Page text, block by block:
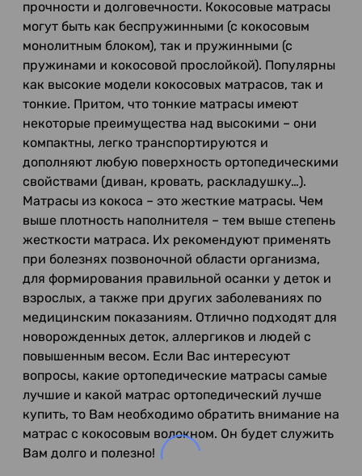
прочности и долговечности. Кокосовые матрасы
могут быть как беспружинными (с кокосовым
монолитным блоком), так и пружинными (с
пружинами и кокосовой прослойкой). Популярны
как высокие модели кокосовых матрасов, так и
тонкие. Притом, что тонкие матрасы имеют
некоторые преимущества над высокими – они
компактны, легко транспортируются и
дополняют любую поверхность ортопедическими
свойствами (диван, кровать, раскладушку…).
Матрасы из кокоса – это жесткие матрасы. Чем
выше плотность наполнителя – тем выше степень
жесткости матраса. Их рекомендуют применять
при болезнях позвоночной области организма,
для формирования правильной осанки у деток и
взрослых, а также при других заболеваниях по
медицинским показаниям. Отлично подходят для
новорожденных деток, аллергиков и людей с
повышенным весом. Если Вас интересуют
вопросы, какие ортопедические матрасы самые
лучшие и какой матрас ортопедический лучше
купить, то Вам необходимо обратить внимание на
матрас с кокосовым волокном. Он будет служить
Вам долго и полезно!